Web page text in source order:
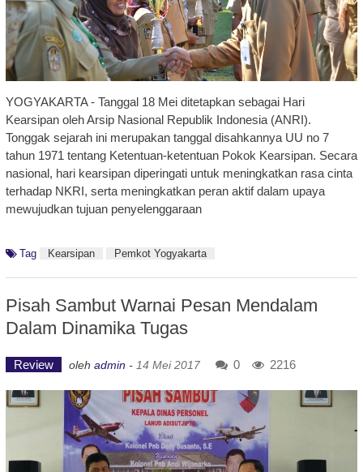
YOGYAKARTA - Tanggal 18 Mei ditetapkan sebagai Hari
Kearsipan oleh Arsip Nasional Republik Indonesia (ANRI).
Tonggak sejarah ini merupakan tanggal disahkannya UU no 7
tahun 1971 tentang Ketentuan-ketentuan Pokok Kearsipan. Secara
nasional, hari kearsipan diperingati untuk meningkatkan rasa cinta
terhadap NKRI, serta meningkatkan peran aktif dalam upaya
mewujudkan tujuan penyelenggaraan
Tag Kearsipan Pemkot Yogyakarta
Pisah Sambut Warnai Pesan Mendalam
Dalam Dinamika Tugas
Review oleh admin - 14 Mei 2017 0 2216